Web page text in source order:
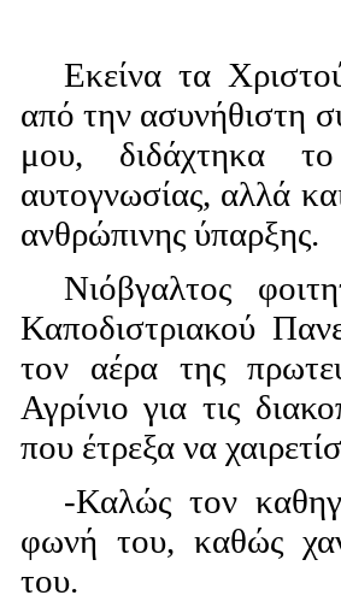
Εκείνα τα
από την ασυνήθιστη
μου, διδάχτηκα
αυτογνωσίας, αλλά
ανθρώπινης ύπαρξης.
Νιόβγαλτος
Καποδιστριακού
τον αέρα της
Αγρίνιο για τις
που έτρεξα να
-Καλώς τον
φωνή του, καθώς
του.